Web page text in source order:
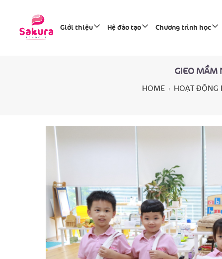
Giới thiệu Hệ đào tạo Chương trình học
GIEO MẦM
HOME HOẠT ĐỘNG